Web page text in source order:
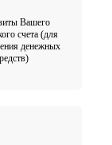
Вашего
счета (для
денежных